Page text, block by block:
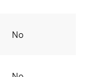
No